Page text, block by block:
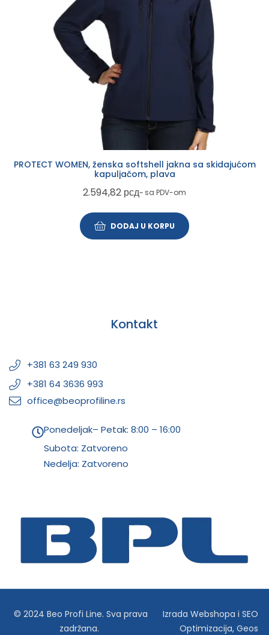
PROTECT WOMEN, ženska softshell jakna sa skidajućom
kapuljačom, plava
2.594,82 рсд~ sa PDV-om
DODAJ U KORPU
Kontakt
+381 63 249 930
+381 64 3636 993
office@beoprofiline.rs
Ponedeljak– Petak: 8:00 – 16:00
Subota: Zatvoreno
Nedelja: Zatvoreno
© 2024 Beo Profi Line. Sva prava
zadržana.
Izrada Webshopa iSEO
Optimizacija,Geos